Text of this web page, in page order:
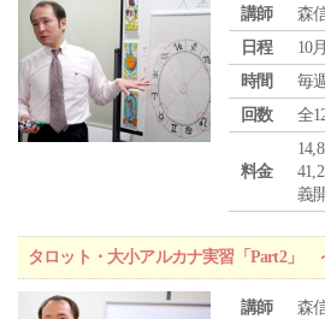
講師
森
日程
10
時間
毎
回数
全
料金
義
タロット・大小アルカナ実習「Part2」
講師
森